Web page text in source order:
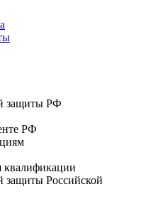
защиты РФ
РФ
квалификации
защиты Российской